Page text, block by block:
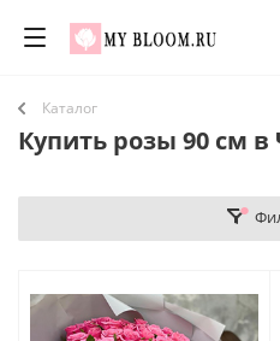
Каталог
Купить розы 90 см в